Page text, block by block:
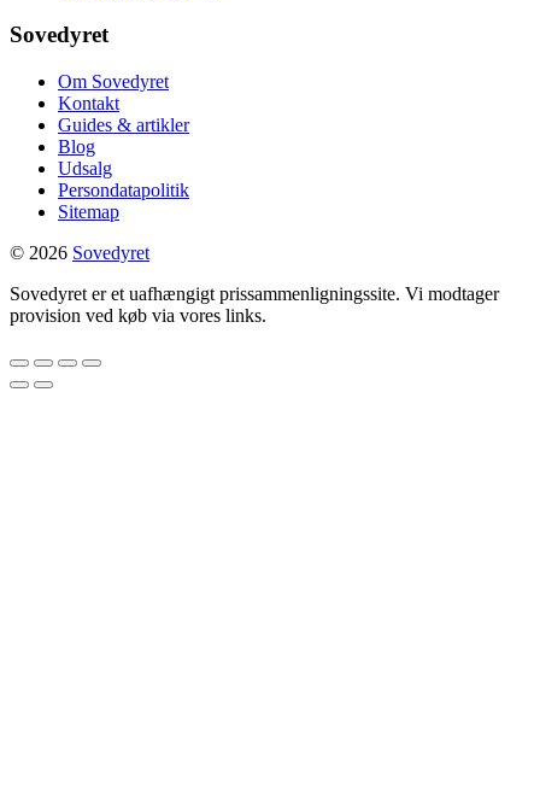
Sovedyret
Om Sovedyret
Kontakt
Guides & artikler
Blog
Udsalg
Persondatapolitik
Sitemap
© 2026 Sovedyret
Sovedyret er et uafhængigt prissammenligningssite. Vi modtager
provision ved køb via vores links.